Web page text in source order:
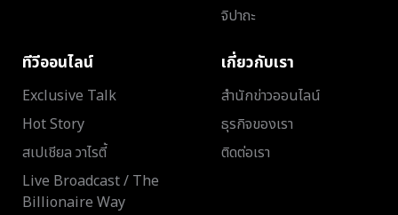
จิปาถะ
ทีวีออนไลน์
Exclusive Talk
Hot Story
สเปเชียล วาไรตี้
Live Broadcast / The
Billionaire Way
เกี่ยวกับเรา
สำนักข่าวออนไลน์
ธุรกิจของเรา
ติดต่อเรา